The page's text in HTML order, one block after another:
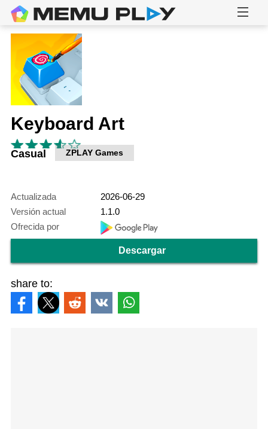
Keyboard Art
Casual ZPLAY Games
Actualizada
2026-06-29
Versión actual
1.1.0
Ofrecida por
Descargar
share to: